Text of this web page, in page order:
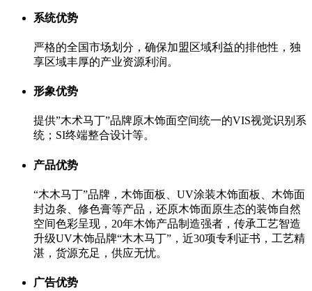
系统优势
严格的全国市场划分，确保加盟区域利益的排他性，独
享区域丰厚的产业资源利润。
形象优势
提供”木术马丁”品牌原木饰面空间统一的VIS视觉识别系
统；SI终端整合设计等。
产品优势
“木木马丁”品牌，木饰面板、UV涂装木饰面板、木饰面
封边条、修色膏等产品，还原木饰面原生态的装饰自然
空间色彩呈现，20年木饰产品制造强者，传承工艺智造
升级UV木饰品牌“木木马丁”，近30项专利证书，工艺精
湛，货源充足，供应无忧。
广告优势